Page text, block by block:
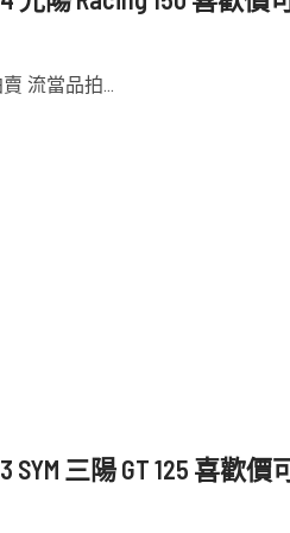
流當品拍...
三陽 GT 125 喜歡價